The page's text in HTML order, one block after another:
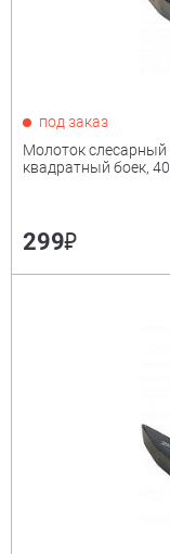
под заказ
Молоток слесарный
квадратный боек,
299₽